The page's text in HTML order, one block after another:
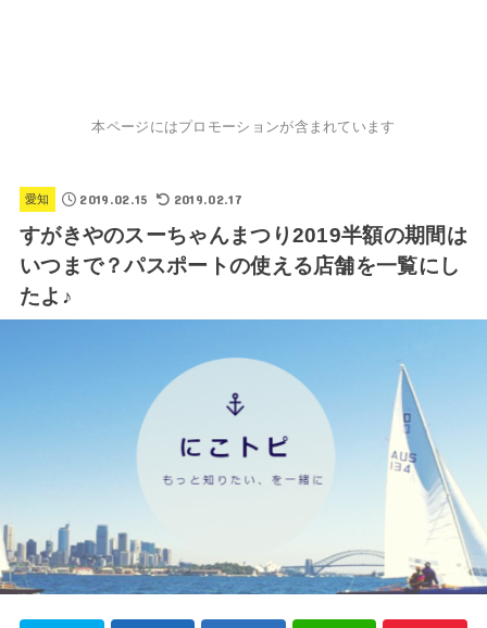
本ページにはプロモーションが含まれています
愛知 2019.02.15 2019.02.17
すがきやのスーちゃんまつり2019半額の期間は
いつまで？パスポートの使える店舗を一覧にし
たよ♪